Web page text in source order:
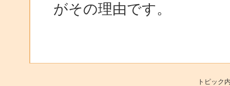
がその理由です。
トピッ